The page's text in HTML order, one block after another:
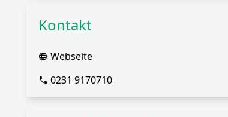
Kontakt
Webseite
0231 9170710